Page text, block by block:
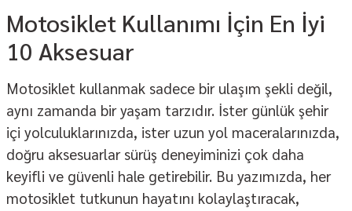
Motosiklet Kullanımı İçin En İyi
10 Aksesuar
Motosiklet kullanmak sadece bir ulaşım şekli değil,
aynı zamanda bir yaşam tarzıdır. İster günlük şehir
içi yolculuklarınızda, ister uzun yol maceralarınızda,
doğru aksesuarlar sürüş deneyiminizi çok daha
keyifli ve güvenli hale getirebilir. Bu yazımızda, her
motosiklet tutkunun hayatını kolaylaştıracak,